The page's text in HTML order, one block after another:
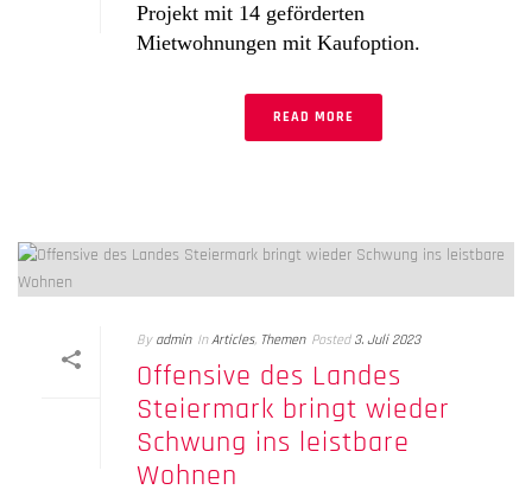
Projekt mit 14 geförderten
Mietwohnungen mit Kaufoption.
READ MORE
By admin In Articles, Themen Posted 3. Juli 2023
Offensive des Landes
Steiermark bringt wieder
Schwung ins leistbare
Wohnen